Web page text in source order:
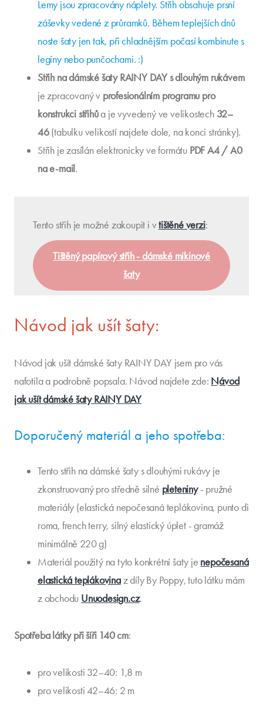
Lemy jsou zpracovány náplety. Střih obsahuje prsní
záševky vedené z průramků. Během teplejších dnů
noste šaty jen tak, při chladnějším počasí kombinute s
legíny nebo punčochami. :)
Střih na dámské šaty RAINY DAY s dlouhým rukávem
je zpracovaný v profesionálním programu pro
konstrukci střihůa je vyvedený ve velikostech 32–
46(tabulku velikostí najdete dole, na konci stránky).
Střih je zasílán elektronicky ve formátu PDF A4 / A0
na e-mail.
Tento střih je možné zakoupit i vtištěné verzi:
Tištěný papírový střih - dámské mikinové
šaty
Návod jak ušít šaty:
Návod jak ušít dámské šaty RAINY DAY jsem pro vás
nafotila a podrobně popsala. Návod najdete zde: Návod
jak ušít dámské šaty RAINY DAY
Doporučený materiál a jeho spotřeba:
Tento střih na dámské šaty s dlouhými rukávy je
zkonstruovaný pro středně silné pleteniny- pružné
materiály (elastická nepočesaná teplákovina, punto di
roma, french terry, silný elastický úplet - gramáž
minimálně 220 g)
Materiál použitý na tyto konkrétní šaty je nepočesaná
elastická teplákovinaz díly By Poppy, tuto látku mám
z obchodu Unuodesign.cz.
Spotřeba látky při šíři 140 cm:
pro velikosti 32–40: 1,8 m
pro velikosti 42–46: 2 m